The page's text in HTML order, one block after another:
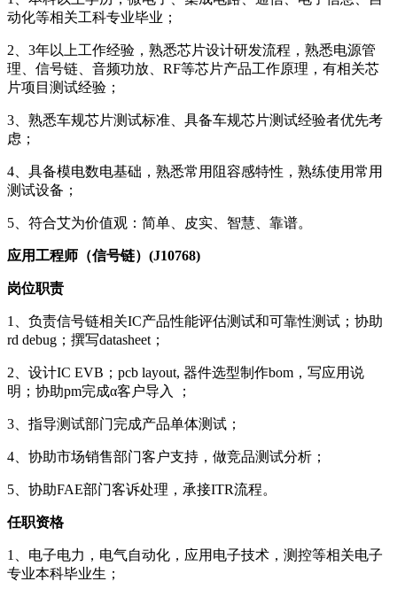
动化等相关工科专业毕业；
2、3年以上工作经验，熟悉芯片设计研发流程，熟悉电源管
理、信号链、音频功放、RF等芯片产品工作原理，有相关芯
片项目测试经验；
3、熟悉车规芯片测试标准、具备车规芯片测试经验者优先考
虑；
4、具备模电数电基础，熟悉常用阻容感特性，熟练使用常用
测试设备；
5、符合艾为价值观：简单、皮实、智慧、靠谱。
应用工程师（信号链）(J10768)
岗位职责
1、负责信号链相关IC产品性能评估测试和可靠性测试；协助
rd debug；撰写datasheet；
2、设计IC EVB；pcb layout, 器件选型制作bom，写应用说
明；协助pm完成α客户导入 ；
3、指导测试部门完成产品单体测试；
4、协助市场销售部门客户支持，做竞品测试分析；
5、协助FAE部门客诉处理，承接ITR流程。
任职资格
1、电子电力，电气自动化，应用电子技术，测控等相关电子
专业本科毕业生；